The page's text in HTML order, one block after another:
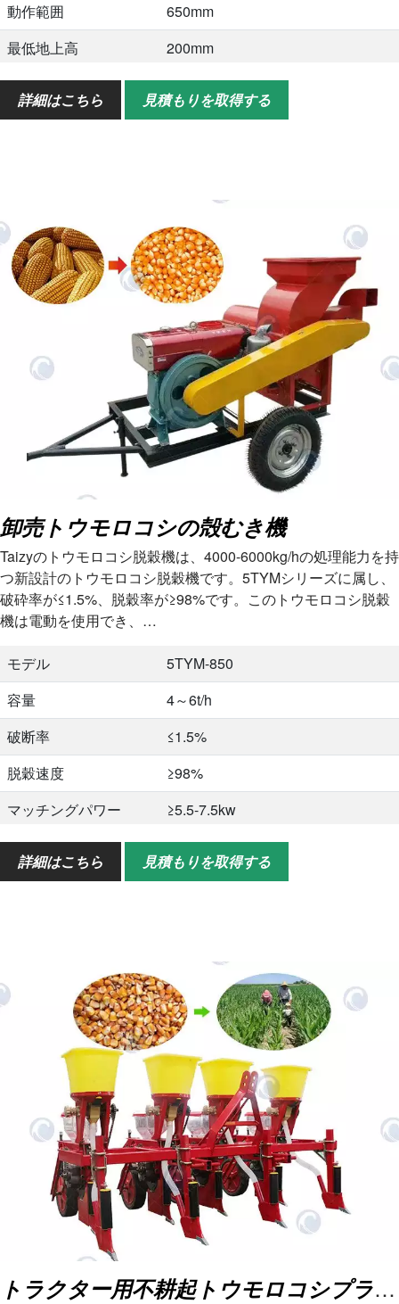
動作範囲
650mm
最低地上高
200mm
定格速度
2200r/分
サイズ
3650*1000*1270mm
詳細はこちら 見積もりを取得する
卸売トウモロコシの殻むき機
Taizyのトウモロコシ脱穀機は、4000-6000kg/hの処理能力を持
つ新設計のトウモロコシ脱穀機です。5TYMシリーズに属し、
破砕率が≤1.5%、脱穀率が≥98%です。このトウモロコシ脱穀
機は電動を使用でき、…
モデル
5TYM-850
容量
4～6t/h
破断率
≤1.5%
脱穀速度
≥98%
マッチングパワー
≥5.5-7.5kw
重さ
340kg
アトラクション
大きなホイールとフレーム
詳細はこちら 見積もりを取得する
トラクター用不耕起トウモロコシプランターマシン